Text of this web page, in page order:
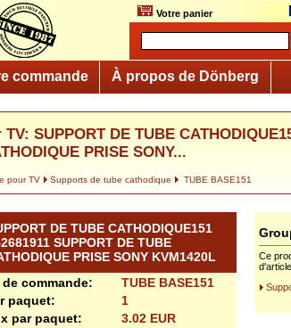
Votre panier
commande À propos de Dönberg
SUPPORT DE TUBE
PRISE SONY...
pour TV Supports de tube cathodique TUBE BASE151
DE TUBE CATHODIQUE151
SUPPORT DE TUBE
PRISE SONY KVM1420L
de commande:
TUBE BASE151
paquet:
1
par paquet:
3.02 EUR
Ce